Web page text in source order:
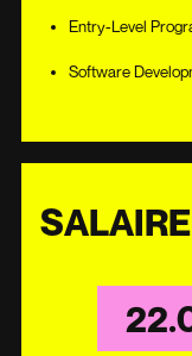
Entry-Level
Software